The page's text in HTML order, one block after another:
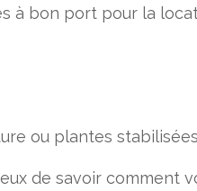
à bon port pour la
ou plantes stabilisées
de savoir comment